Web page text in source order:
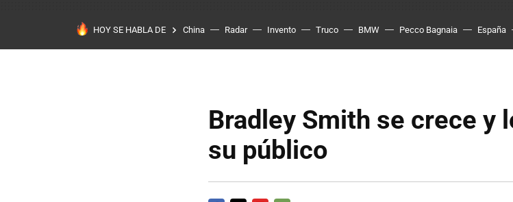
HOY SE HABLA DE China Radar Invento Truco BMW Pecco Bagnaia España
Bradley Smith se crece y
su público